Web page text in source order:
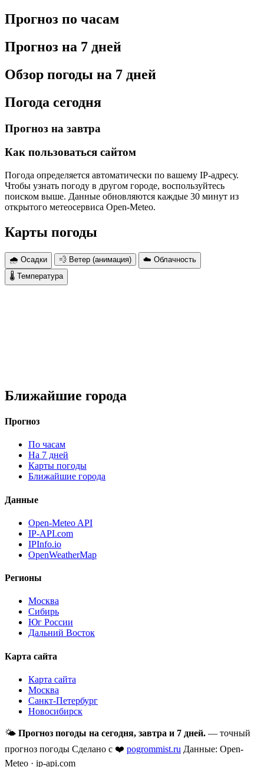
Прогноз по часам
Прогноз на 7 дней
Обзор погоды на 7 дней
Погода сегодня
Прогноз на завтра
Как пользоваться сайтом
Погода определяется автоматически по вашему IP-адресу.
Чтобы узнать погоду в другом городе, воспользуйтесь
поиском выше. Данные обновляются каждые 30 минут из
открытого метеосервиса Open-Meteo.
Карты погоды
🌧 Осадки 💨 Ветер (анимация)
☁️ Облачность
🌡 Температура
Ближайшие города
Прогноз
По часам
На 7 дней
Карты погоды
Ближайшие города
Данные
Open-Meteo API
IP-API.com
IPInfo.io
OpenWeatherMap
Регионы
Москва
Сибирь
Юг России
Дальний Восток
Карта сайта
Карта сайта
Москва
Санкт-Петербург
Новосибирск
🌤 Прогноз погоды на сегодня, завтра и 7 дней. — точный
прогноз погоды Сделано с ❤️ pogrommist.ru Данные: Open-
Meteo · ip-api.com